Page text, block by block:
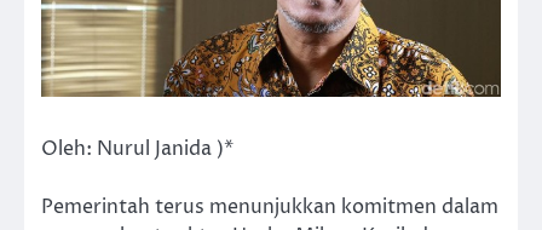
Oleh: Nurul Janida )*
Pemerintah terus menunjukkan komitmen dalam